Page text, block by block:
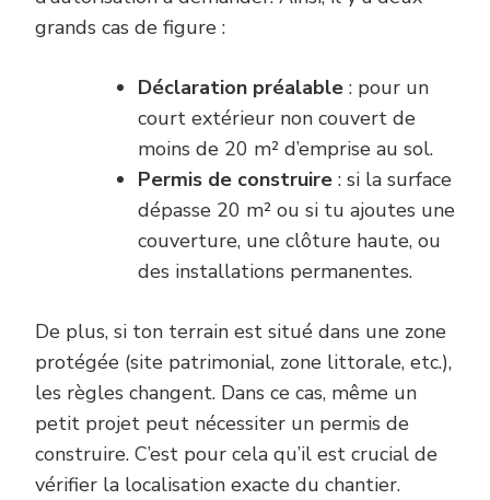
grands cas de figure :
Déclaration préalable : pour un
court extérieur non couvert de
moins de 20 m² d’emprise au sol.
Permis de construire : si la surface
dépasse 20 m² ou si tu ajoutes une
couverture, une clôture haute, ou
des installations permanentes.
De plus, si ton terrain est situé dans une zone
protégée (site patrimonial, zone littorale, etc.),
les règles changent. Dans ce cas, même un
petit projet peut nécessiter un permis de
construire. C’est pour cela qu’il est crucial de
vérifier la localisation exacte du chantier.